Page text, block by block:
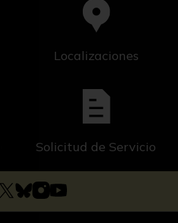
Localizaciones
Solicitud de Servicio